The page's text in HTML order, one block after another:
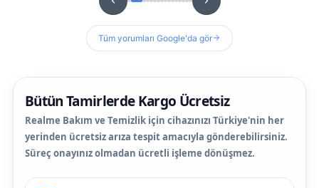
Tüm yorumları Google'da gör
Bütün Tamirlerde Kargo Ücretsiz
Realme Bakım ve Temizlik için cihazınızı Türkiye'nin her
yerinden ücretsiz arıza tespit amacıyla gönderebilirsiniz.
Süreç onayınız olmadan ücretli işleme dönüşmez.